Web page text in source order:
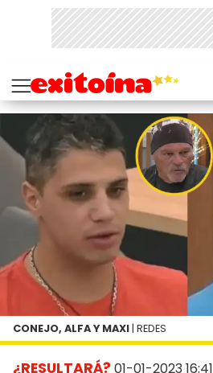
¿RESULTARÁ? 01-01-2023 16:41
CONEJO, ALFA Y MAXI | REDES